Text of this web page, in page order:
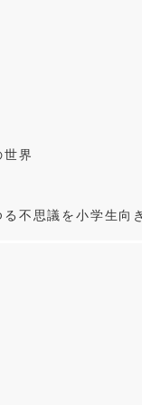
界
不思議を小学生向